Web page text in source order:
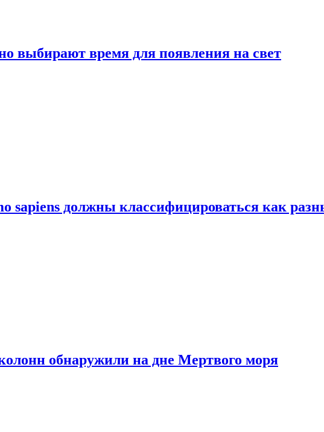
выбирают время для появления на свет
sapiens должны классифицироваться как
обнаружили на дне Мертвого моря